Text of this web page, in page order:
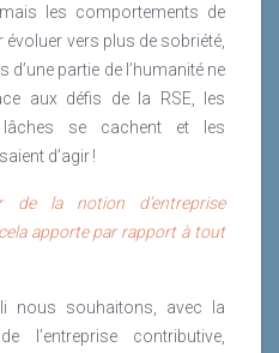
les comportements de
vers plus de sobriété,
partie de l’humanité ne
aux défis de la RSE, les
lâches se cachent et les
d’agir !
de la notion d’entreprise
apporte par rapport à tout
nous souhaitons, avec la
l’entreprise contributive,